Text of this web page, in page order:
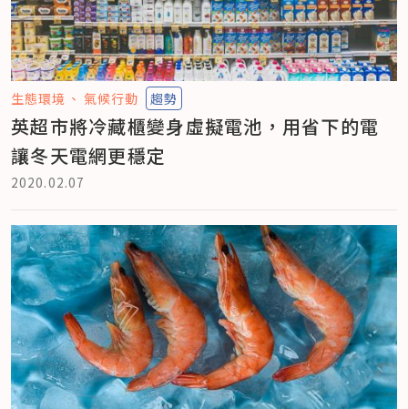
生態環境 氣候行動 趨勢
英超市將冷藏櫃變身虛擬電池，用省下的電
讓冬天電網更穩定
2020.02.07